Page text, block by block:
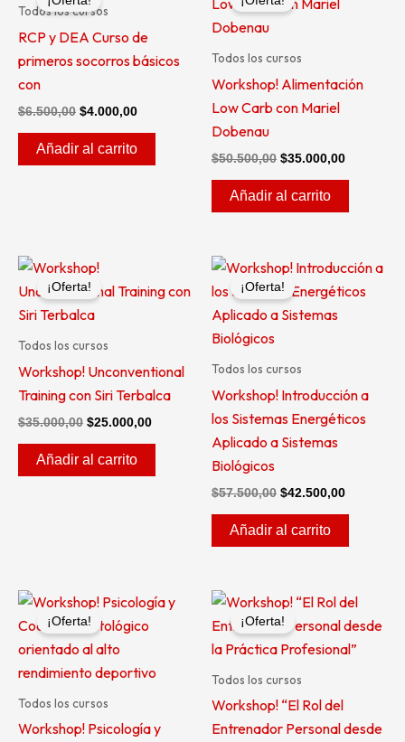
Todos los cursos
RCP y DEA Curso de
primeros socorros básicos
con
$6.500,00
original
$6.500,00.
$4.000,00
$4.000,00.
Añadir al carrito
Todos los cursos
Workshop! Alimentación
Low Carb con Mariel
Dobenau
$50.500,00
original
$35.000,00
Añadir al carrito
¡Oferta!
Todos los cursos
Workshop! Unconventional
Training con Siri Terbalca
$35.000,00
El
precio
original
era:
$25.000,00
actual
Añadir al carrito
¡Oferta!
Todos los cursos
Workshop! Introducción a
los Sistemas Energéticos
Aplicado a Sistemas
Biológicos
$57.500,00
El
precio
original
era:
$42.500,00
El
actual
Añadir al carrito
¡Oferta!
Todos los cursos
Workshop! Psicología y
El
precio
original
era:
El
precio
¡Oferta!
Todos los cursos
Workshop! “El Rol del
Entrenador Personal desde
El
precio
original
era:
El
actual
es: